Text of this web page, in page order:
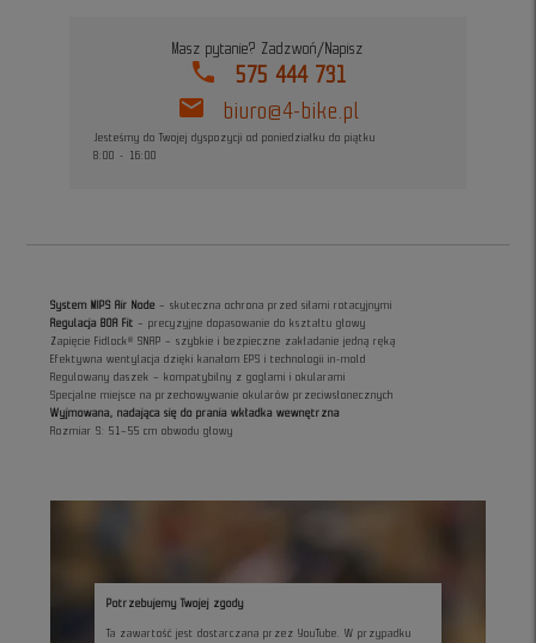
Masz pytanie? Zadzwoń/Napisz
phone 575 444 731
mail biuro@4-bike.pl
Jesteśmy do Twojej dyspozycji od poniedziałku do piątku
8:00 - 16:00
System MIPS Air Node – skuteczna ochrona przed siłami rotacyjnymi
Regulacja BOA Fit – precyzyjne dopasowanie do kształtu głowy
Zapięcie Fidlock® SNAP – szybkie i bezpieczne zakładanie jedną ręką
Efektywna wentylacja dzięki kanałom EPS i technologii in-mold
Regulowany daszek – kompatybilny z goglami i okularami
Specjalne miejsce na przechowywanie okularów przeciwsłonecznych
Wyjmowana, nadająca się do prania wkładka wewnętrzna
Rozmiar S: 51–55 cm obwodu głowy
Potrzebujemy Twojej zgody
Ta zawartość jest dostarczana przez YouTube. W przypadku